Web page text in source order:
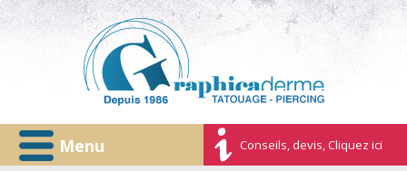
Menu Conseils, devis, Cliquez ici